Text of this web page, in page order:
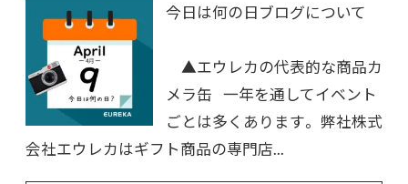
今日は何の日ブログについて
▲エウレカの代表的な商品カ
メラ缶 一年を通してイベント
ごとは多くあります。 弊社株式
会社エウレカはギフト商品の専門店...